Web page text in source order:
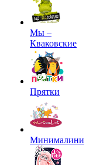
Мы –
Кваковские
Прятки
Минималини